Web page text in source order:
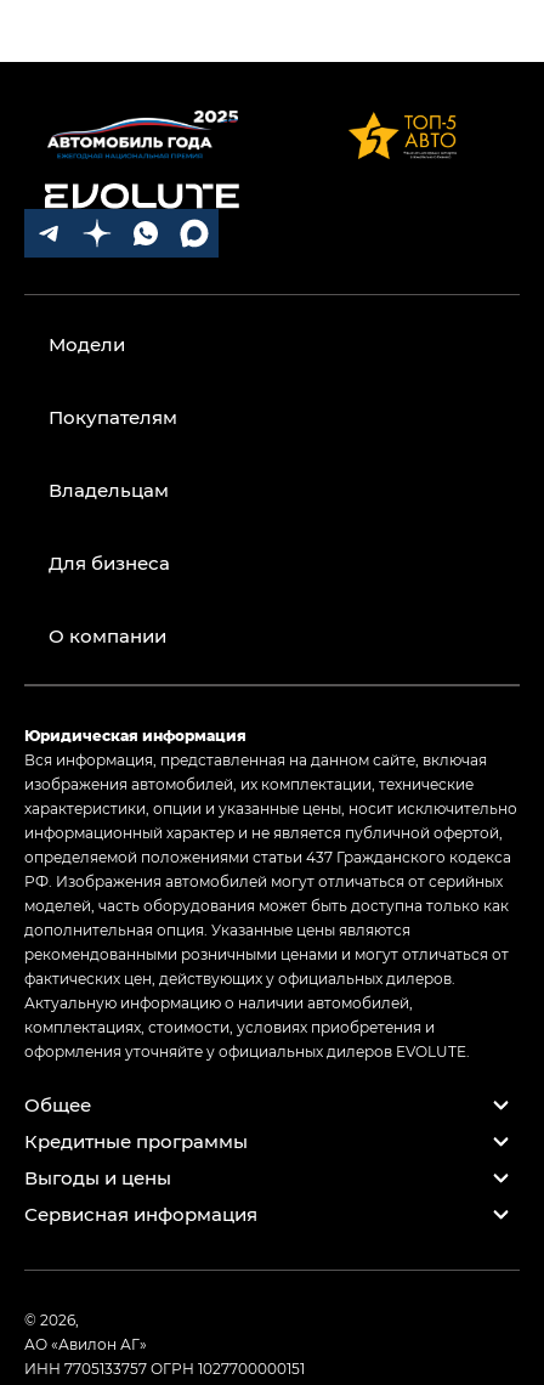
Модели
Покупателям
Владельцам
Для бизнеса
О компании
Юридическая информация
Вся информация, представленная на данном сайте, включая
изображения автомобилей, их комплектации, технические
характеристики, опции и указанные цены, носит исключительно
информационный характер и не является публичной офертой,
определяемой положениями статьи 437 Гражданского кодекса
РФ. Изображения автомобилей могут отличаться от серийных
моделей, часть оборудования может быть доступна только как
дополнительная опция. Указанные цены являются
рекомендованными розничными ценами и могут отличаться от
фактических цен, действующих у официальных дилеров.
Актуальную информацию о наличии автомобилей,
комплектациях, стоимости, условиях приобретения и
оформления уточняйте у официальных дилеров EVOLUTE.
Общее
Кредитные программы
Выгоды и цены
Сервисная информация
© 2026,
АО «Авилон АГ»
ИНН 7705133757ОГРН 1027700000151